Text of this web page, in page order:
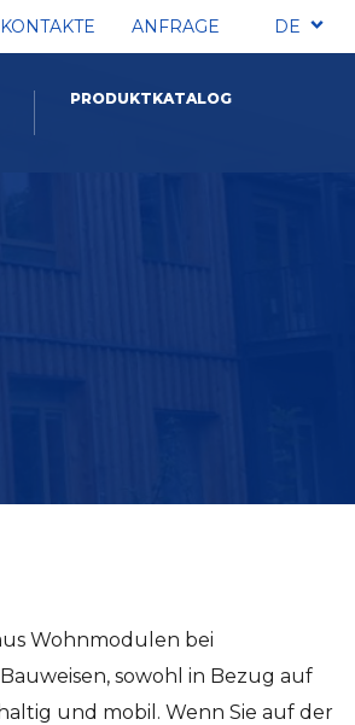
KONTAKTE ANFRAGE DE
PRODUKTKATALOG
Wohnmodulen bei
sowohl in Bezug auf
und mobil. Wenn Sie auf der